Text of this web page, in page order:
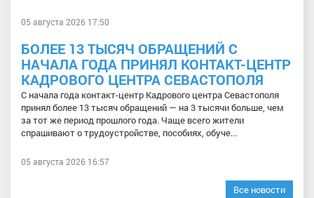
05 августа 2026 17:50
БОЛЕЕ 13 ТЫСЯЧ ОБРАЩЕНИЙ С
НАЧАЛА ГОДА ПРИНЯЛ КОНТАКТ-ЦЕНТР
КАДРОВОГО ЦЕНТРА СЕВАСТОПОЛЯ
С начала года контакт-центр Кадрового центра Севастополя
принял более 13 тысяч обращений — на 3 тысячи больше, чем
за тот же период прошлого года. Чаще всего жители
спрашивают о трудоустройстве, пособиях, обуче...
05 августа 2026 16:57
Все новости